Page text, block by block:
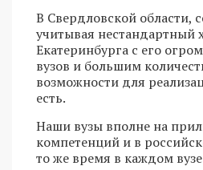
В Свердловской области,
учитывая нестандартный
Екатеринбурга с его
вузов и большим
возможности для
есть.
Наши вузы вполне на
компетенций и в
то же время в каждом